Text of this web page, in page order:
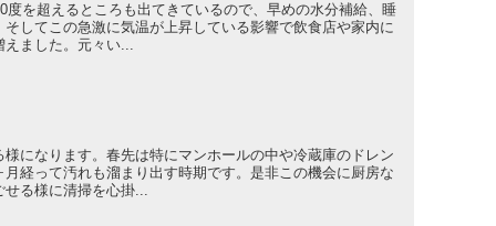
を超えるところも出てきているので、早めの水分補給、睡
してこの急激に気温が上昇している影響で飲食店や家内に
えました。元々い...
になります。春先は特にマンホールの中や冷蔵庫のドレン
経って汚れも溜まり出す時期です。是非この機会に厨房な
る様に清掃を心掛...